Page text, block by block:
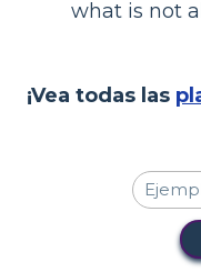
what is not
¡Vea todas las